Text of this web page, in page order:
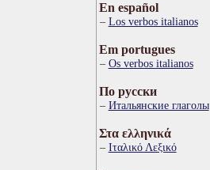
En español
Los verbos italianos
Em portugues
Os verbos italianos
По русски
Итальянские глаголы
Στα ελληνικά
Ιταλικό Λεξικό